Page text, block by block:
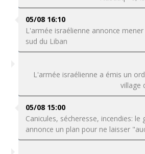
05/08 16:10
L'armée israélienne annonce
sud du Liban
L'armée israélienne a émis un
village
05/08 15:00
Canicules, sécheresse, incendies:
annonce un plan pour ne laisser